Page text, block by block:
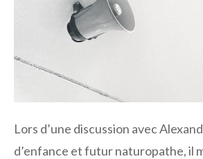
Lors d’une discussion avec
d’enfance et futur naturopathe, il